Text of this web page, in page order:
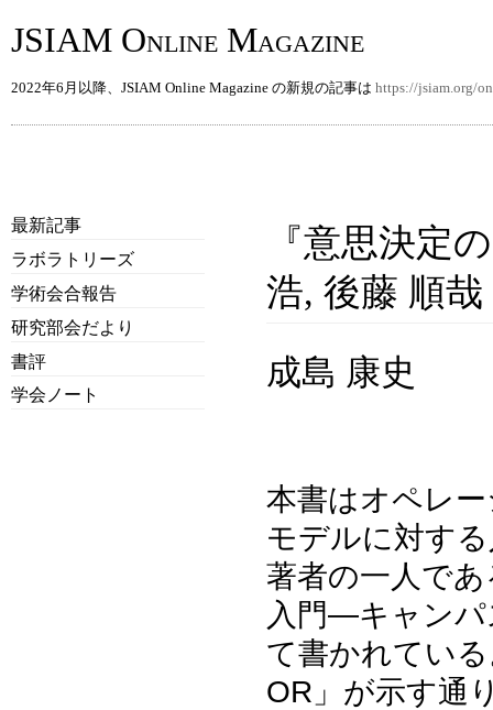
JSIAM Online Magazine
2022年6月以降、JSIAM Online Magazine の新規の記事は https://jsiam.org/
最新記事
ラボラトリーズ
学術会合報告
研究部会だより
書評
学会ノート
『意思決定
浩, 後藤 順哉
成島 康史
本書はオペレ
モデルに対す
著者の一人で
入門―キャンパ
て書かれてい
OR」が示す通